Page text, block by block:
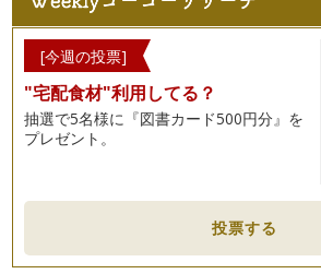
[今週の投票]
"宅配食材"利用してる？
抽選で5名様に『図書カード500円分』を
プレゼント。
投票する